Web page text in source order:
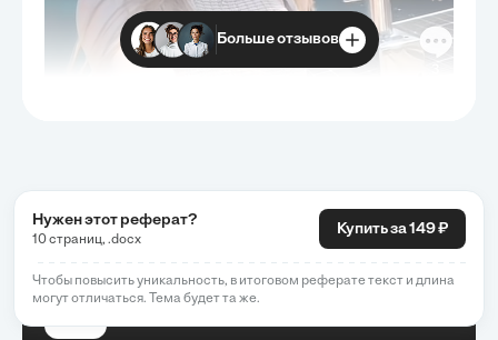
Больше отзывов
Нужен этот реферат?
10 страниц, .docx
Купить за 149 ₽
Чтобы повысить уникальность, в итоговом реферате текст и длина
могут отличаться. Тема будет та же.